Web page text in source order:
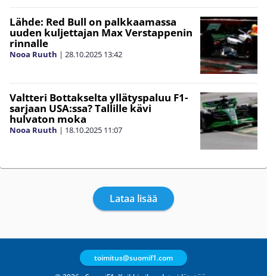
Lähde: Red Bull on palkkaamassa
uuden kuljettajan Max Verstappenin
rinnalle
Nooa Ruuth | 28.10.2025 13:42
Valtteri Bottakselta yllätyspaluu F1-
sarjaan USA:ssa? Tallille kävi
hulvaton moka
Nooa Ruuth | 18.10.2025 11:07
Lataa lisää
toimitus@suomif1.com